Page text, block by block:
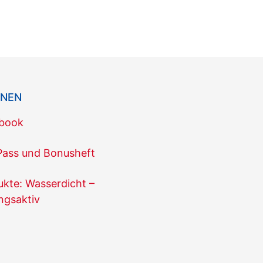
und Bonusheft
Wasserdicht –